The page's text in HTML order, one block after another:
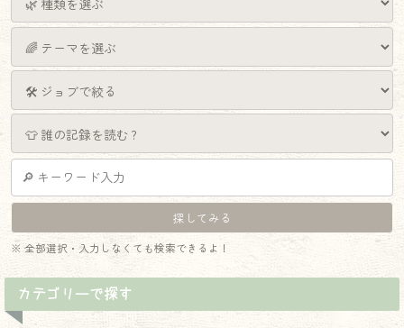
※ 全部選択・入力しなくても検索できるよ！
カテゴリーで探す